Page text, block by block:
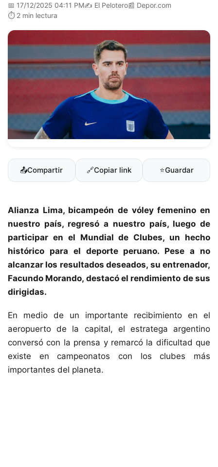
📅 17/12/2025 04:11 PM✍️ El Pelotero📰 Depor.com
⏱️ 2 min lectura
📤Compartir 🔗Copiar link ⭐Guardar
Alianza Lima, bicampeón de vóley femenino en
nuestro país, regresó a nuestro país, luego de
participar en el Mundial de Clubes, un hecho
histórico para el deporte peruano. Pese a no
alcanzar los resultados deseados, su entrenador,
Facundo Morando, destacó el rendimiento de sus
dirigidas.
En medio de un importante recibimiento en el
aeropuerto de la capital, el estratega argentino
conversó con la prensa y remarcó la dificultad que
existe en campeonatos con los clubes más
importantes del planeta.